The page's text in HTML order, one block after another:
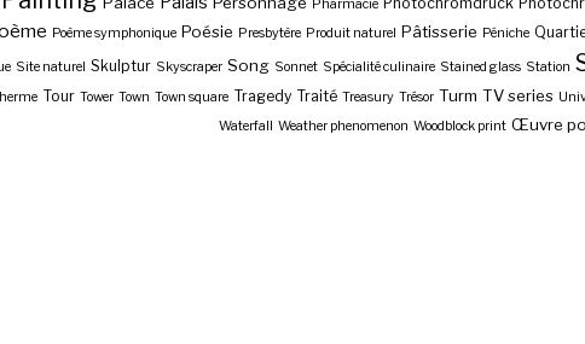
Pharmacie
Poème symphonique Poésie Presbytère Produit naturel Pâtisserie Péniche
Site naturel Skulptur Skyscraper Song Sonnet Spécialité culinaire Stained glass Station
Tour Tower Town Town square Tragedy Traité Treasury Trésor Turm TV series
Waterfall Weather phenomenon Woodblock print Œuvre